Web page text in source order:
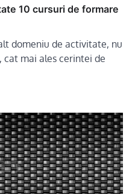
10 cursuri de formare
domeniu de activitate, nu
mai ales cerintei de